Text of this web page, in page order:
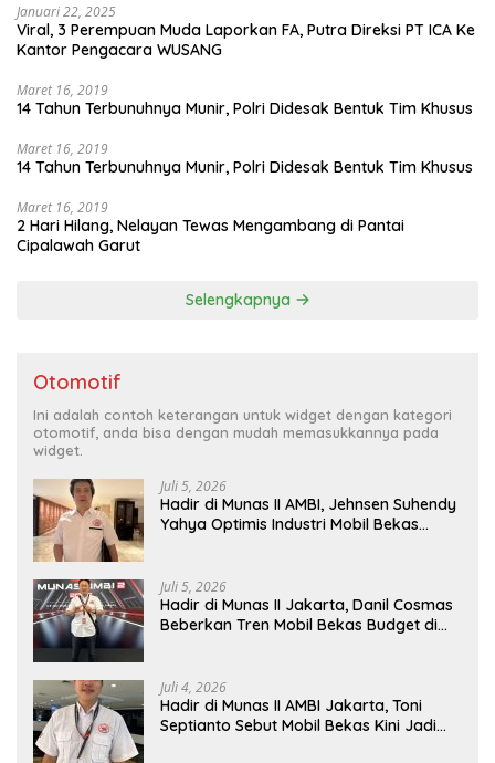
Januari 22, 2025
Viral, 3 Perempuan Muda Laporkan FA, Putra Direksi PT ICA Ke
Kantor Pengacara WUSANG
Maret 16, 2019
14 Tahun Terbunuhnya Munir, Polri Didesak Bentuk Tim Khusus
Maret 16, 2019
14 Tahun Terbunuhnya Munir, Polri Didesak Bentuk Tim Khusus
Maret 16, 2019
2 Hari Hilang, Nelayan Tewas Mengambang di Pantai
Cipalawah Garut
Selengkapnya
Otomotif
Ini adalah contoh keterangan untuk widget dengan kategori
otomotif, anda bisa dengan mudah memasukkannya pada
widget.
Juli 5, 2026
Hadir di Munas II AMBI, Jehnsen Suhendy
Yahya Optimis Industri Mobil Bekas
Juli 5, 2026
Hadir di Munas II Jakarta, Danil Cosmas
Beberkan Tren Mobil Bekas Budget di
Juli 4, 2026
Hadir di Munas II AMBI Jakarta, Toni
Septianto Sebut Mobil Bekas Kini Jadi